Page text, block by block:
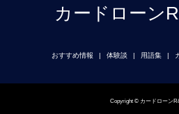
カードローン
おすすめ情報 体験談 用語集
Copyright © カードローン